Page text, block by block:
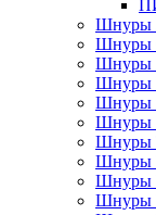
Шнуры
Шнуры
Шнуры
Шнуры
Шнуры
Шнуры
Шнуры
Шнуры
Шнуры
Шнуры